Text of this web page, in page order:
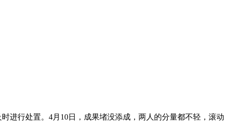
行处置。4月10日，成果堵没添成，两人的分量都不轻，滚动